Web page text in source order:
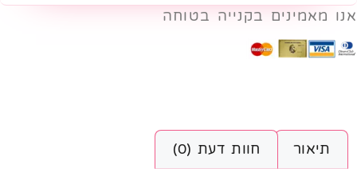
אנו מאמינים בקנייה בטוחה
תיאור חוות דעת (0)